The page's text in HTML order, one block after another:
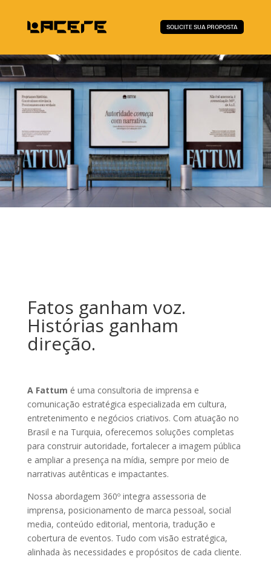
SOLICITE SUA PROPOSTA
Fatos ganham voz.
Histórias ganham
direção.
A Fattum é uma consultoria de imprensa e
comunicação estratégica especializada em cultura,
entretenimento e negócios criativos. Com atuação no
Brasil e na Turquia, oferecemos soluções completas
para construir autoridade, fortalecer a imagem pública
e ampliar a presença na mídia, sempre por meio de
narrativas autênticas e impactantes.
Nossa abordagem 360º integra assessoria de
imprensa, posicionamento de marca pessoal, social
media, conteúdo editorial, mentoria, tradução e
cobertura de eventos. Tudo com visão estratégica,
alinhada às necessidades e propósitos de cada cliente.